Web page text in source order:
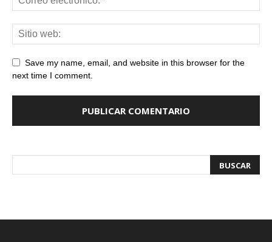
Save my name, email, and website in this browser for the
next time I comment.